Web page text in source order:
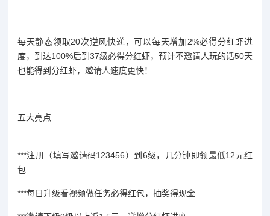
每天静态领取20次逆风快递，可以每天增加2%必得分红虾进
度，到达100%后到37级必得分红虾，预计不邀请人玩的话50天
也能得到分红虾，邀请人速度更快！
五大亮点
***注册（填写邀请码123456）到6级，几分钟即领最低12元红
包
***每日升级看视频做任务必得红包，抽奖得现金